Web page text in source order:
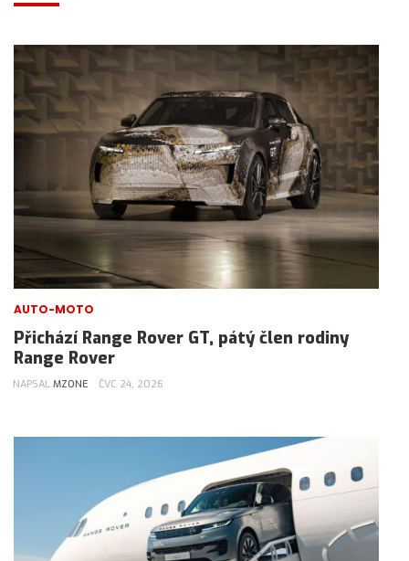
AUTO-MOTO
Přichází Range Rover GT, pátý člen rodiny
Range Rover
NAPSAL MZONE ČVC 24, 2026